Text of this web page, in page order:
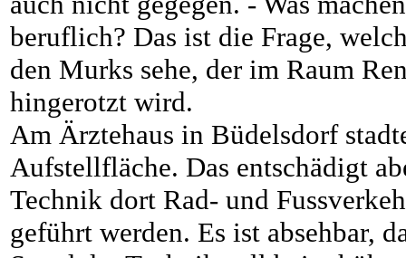
beruflich? Das ist die Frage,
den Murks sehe, der im Raum
hingerotzt wird.
Am Ärztehaus in Büdelsdorf
Aufstellfläche. Das entschädigt
Technik dort Rad- und
geführt werden. Es ist absehbar,